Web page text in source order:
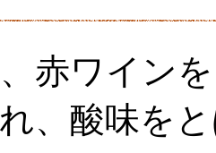
、赤ワイン
、酸味を